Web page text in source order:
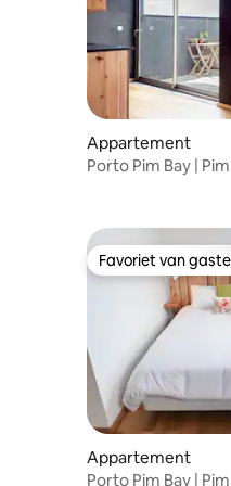
Appartement
Porto Pim Bay |
Favoriet van
Favoriet van
Appartement
Porto Pim Bay |